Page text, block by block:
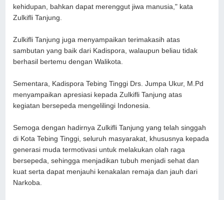
kehidupan, bahkan dapat merenggut jiwa manusia," kata
Zulkifli Tanjung.
Zulkifli Tanjung juga menyampaikan terimakasih atas
sambutan yang baik dari Kadispora, walaupun beliau tidak
berhasil bertemu dengan Walikota.
Sementara, Kadispora Tebing Tinggi Drs. Jumpa Ukur, M.Pd
menyampaikan apresiasi kepada Zulkifli Tanjung atas
kegiatan bersepeda mengelilingi Indonesia.
Semoga dengan hadirnya Zulkifli Tanjung yang telah singgah
di Kota Tebing Tinggi, seluruh masyarakat, khususnya kepada
generasi muda termotivasi untuk melakukan olah raga
bersepeda, sehingga menjadikan tubuh menjadi sehat dan
kuat serta dapat menjauhi kenakalan remaja dan jauh dari
Narkoba.